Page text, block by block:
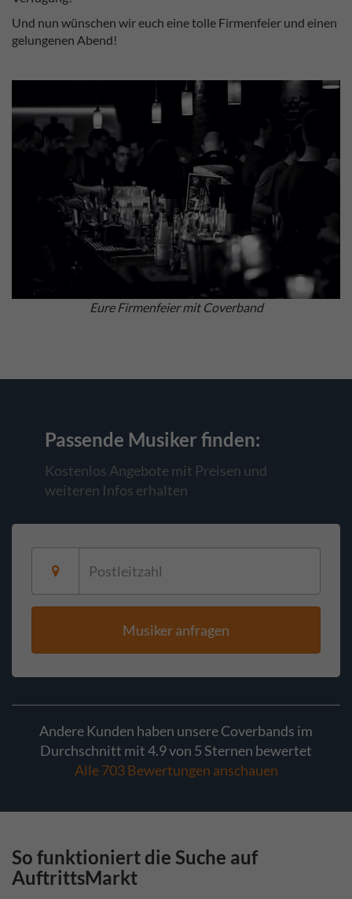
Und nun wünschen wir euch eine tolle Firmenfeier und einen
gelungenen Abend!
Eure Firmenfeier mit Coverband
Passende Musikerfinden:
Kostenlos Angebote mit Preisen und
weiteren Infos erhalten
Musiker anfragen
Andere Kunden haben unsere Coverbands im
Durchschnitt mit 4.9 von 5 Sternen bewertet
Alle 703 Bewertungen anschauen
So funktioniert die Suche auf
AuftrittsMarkt